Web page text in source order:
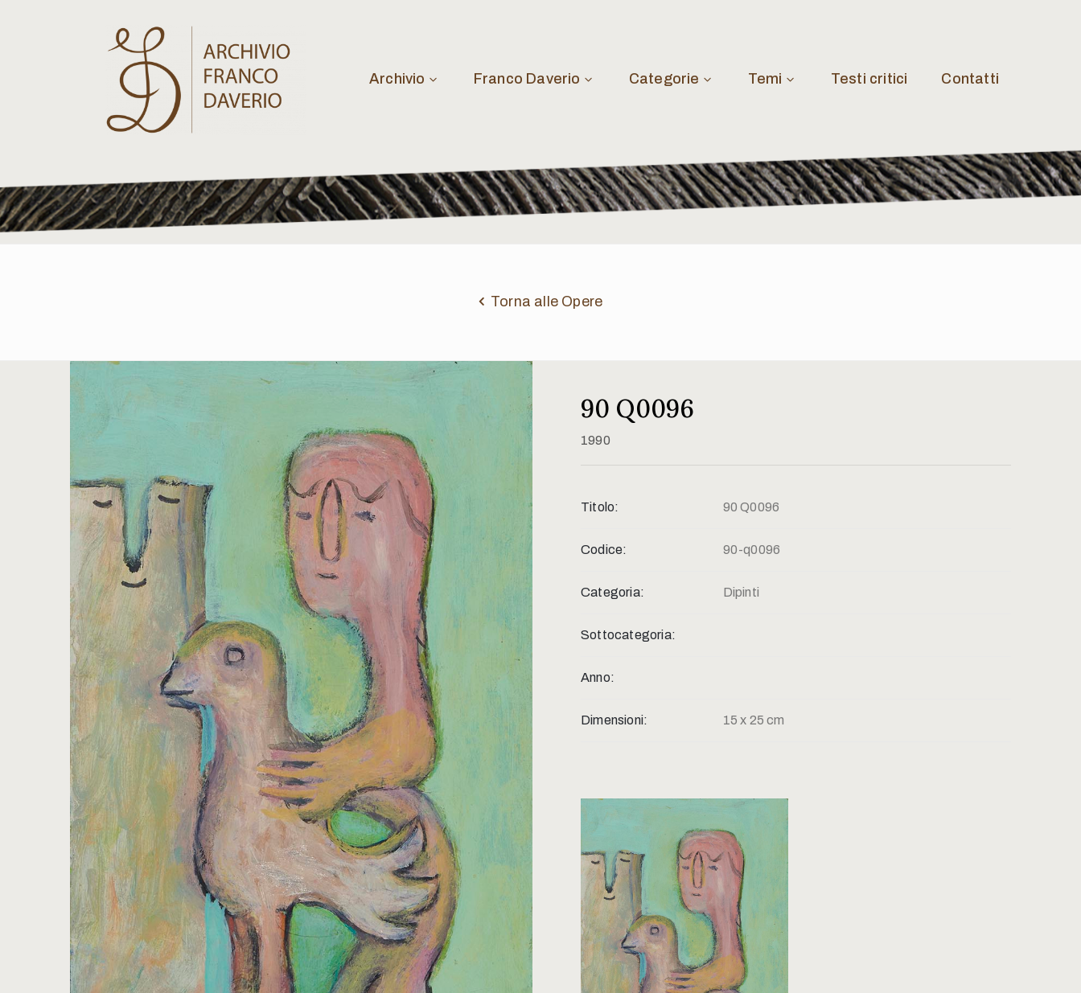
Archivio Franco Daverio Categorie Temi Testi critici Contatti
Torna alle Opere
90 Q0096
1990
Titolo: 90 Q0096
Codice: 90-q0096
Categoria: Dipinti
Sottocategoria:
Anno:
Dimensioni: 15 x 25 cm